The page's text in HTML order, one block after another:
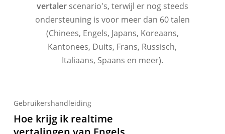
vertalerscenario's, terwijl er nog steeds
ondersteuning is voor meer dan 60 talen
(Chinees, Engels, Japans, Koreaans,
Kantonees, Duits, Frans, Russisch,
Italiaans, Spaans en meer).
Gebruikershandleiding
Hoe krijg ik realtime